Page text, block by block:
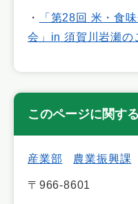
・
「第28回 米・食
会」in 須賀川岩瀬の
このページに関す
産業部 農業振興課
〒966-8601